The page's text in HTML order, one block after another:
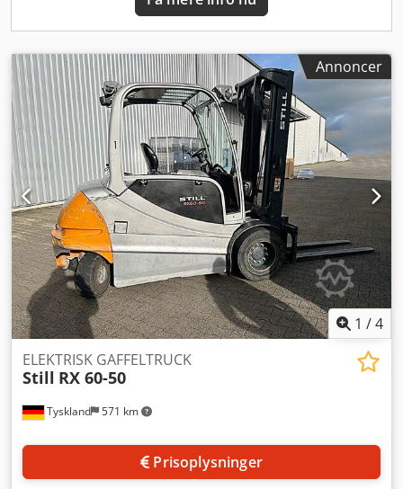
Annoncer
1 /4
Tyskland 571 km
ELEKTRISK GAFFELTRUCK
Still RX 60-50
Prisoplysninger